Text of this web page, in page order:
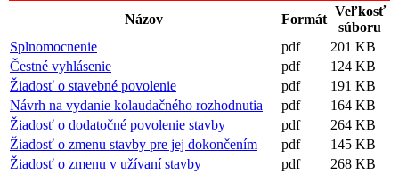
Názov
Formát
Veľkosť
súboru
Splnomocnenie
pdf
201 KB
Čestné vyhlásenie
pdf
124 KB
Žiadosť o stavebné povolenie
pdf
191 KB
Návrh na vydanie kolaudačného rozhodnutia
pdf
164 KB
Žiadosť o dodatočné povolenie stavby
pdf
264 KB
Žiadosť o zmenu stavby pre jej dokončením
pdf
145 KB
Žiadosť o zmenu v užívaní stavby
pdf
268 KB